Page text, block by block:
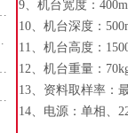
传动原理是什么？
试验方法全析
？为什么要做黏力测试？
原理到应用！
9、机台宽度：
10、机台深度：
11、机台高度：
12、机台重量：
13、资料取样率：
14、电源：单相、